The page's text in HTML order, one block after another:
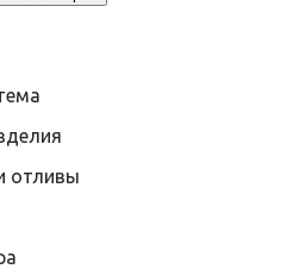
отливы